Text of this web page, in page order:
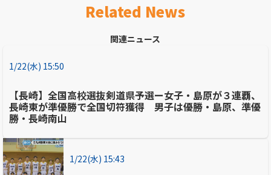
Related News
関連ニュース
1/22(水) 15:50
【長崎】全国高校選抜剣道県予選ー女子・島原が３連覇、
長崎東が準優勝で全国切符獲得 男子は優勝・島原、準優
勝・長崎南山
1/22(水) 15:43